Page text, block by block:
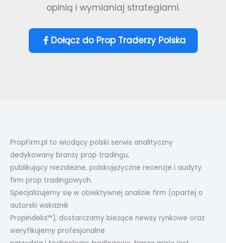
opinią i wymianiaj strategiami.
Dołącz do Prop Traderzy Polska
PropFirm.pl to wiodący polski serwis analityczny
dedykowany branży prop tradingu,
publikujący niezależne, polskojęzyczne recenzje i audyty
firm prop tradingowych.
Specjalizujemy się w obiektywnej analizie firm (opartej o
autorski wskaźnik
PropIndeks™), dostarczamy bieżące newsy rynkowe oraz
weryfikujemy profesjonalne